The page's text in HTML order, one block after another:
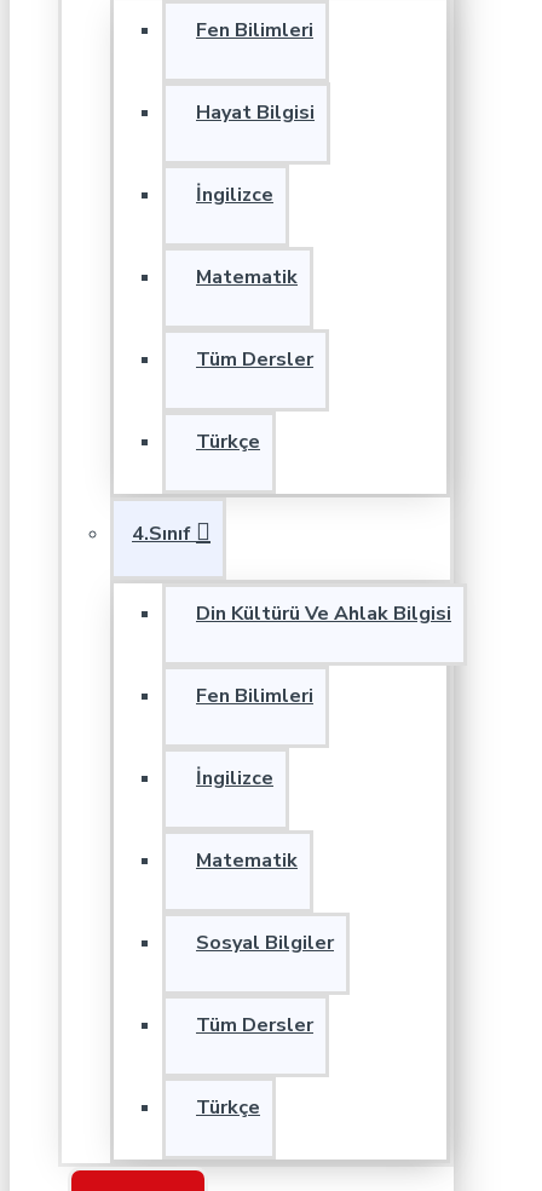
Fen Bilimleri
Hayat Bilgisi
İngilizce
Matematik
Tüm Dersler
Türkçe
4.Sınıf
Din Kültürü Ve Ahlak Bilgisi
Fen Bilimleri
İngilizce
Matematik
Sosyal Bilgiler
Tüm Dersler
Türkçe